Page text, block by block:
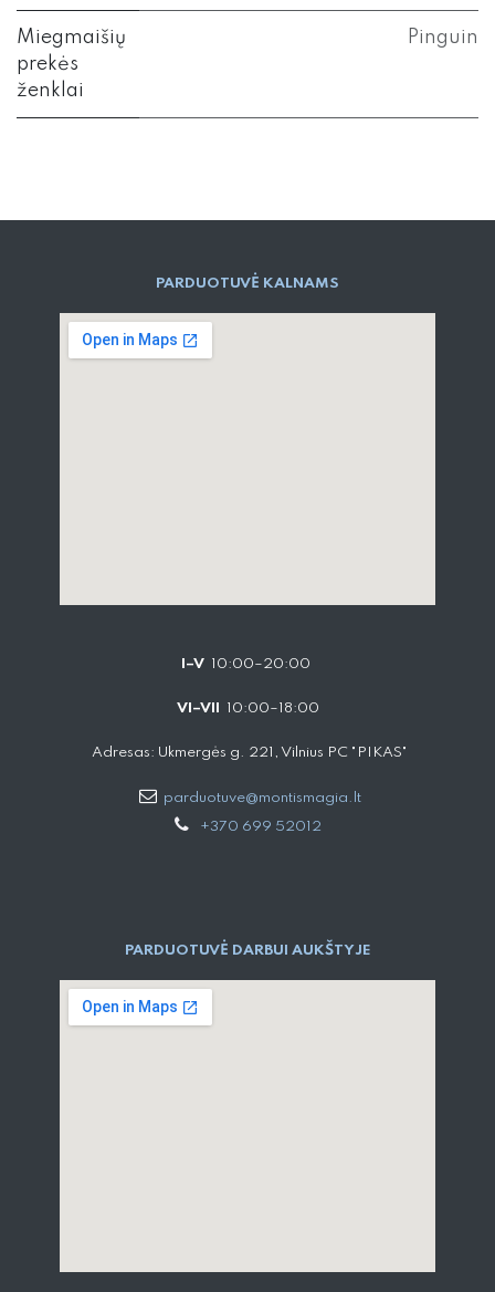
Miegmaišių
prekės
ženklai
Pinguin
PARD​UOTUVĖ​ KALNAMS
I–V 10:00–20:00
VI–VII 10:00–18:00
Adresas: Ukmergės g. 221, Vilnius PC "PIKAS"
parduotuve@montismagia.lt
+370 699 52012
PARDUOTUVĖ DARBUI AUKŠTYJE